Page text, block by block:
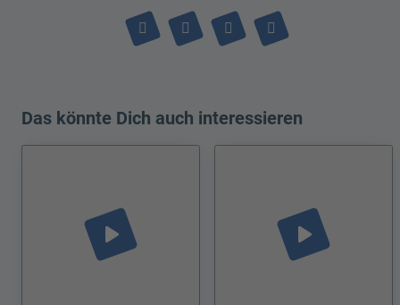
Das könnte Dich auch interessieren
play_arrow play_arrow